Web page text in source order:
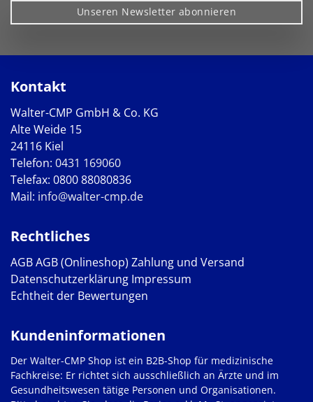
Unseren Newsletter abonnieren
Kontakt
Walter-CMP GmbH & Co. KG
Alte Weide 15
24116 Kiel
Telefon: 0431 169060
Telefax: 0800 88080836
Mail: info@walter-cmp.de
Rechtliches
AGBAGB (Onlineshop) Zahlung und Versand
Datenschutzerklärung Impressum
Echtheit der Bewertungen
Kundeninformationen
Der Walter-CMP Shop ist ein B2B-Shop für medizinische
Fachkreise: Er richtet sich ausschließlich an Ärzte und im
Gesundheitswesen tätige Personen und Organisationen.